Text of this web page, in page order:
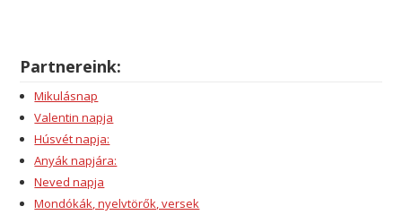
Partnereink:
Mikulásnap
Valentin napja
Húsvét napja:
Anyák napjára:
Neved napja
Mondókák, nyelvtörők, versek